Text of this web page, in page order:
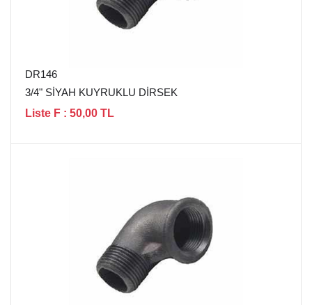
DR146
3/4" SİYAH KUYRUKLU DİRSEK
Liste F : 50,00 TL